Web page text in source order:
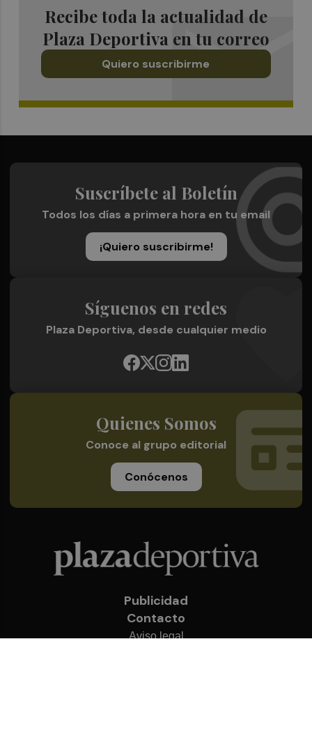
Recibe toda la actualidad de
Plaza Deportiva en tu correo
Quiero suscribirme
Suscríbete al Boletín
Todos los días a primera hora en tu email
¡Quiero suscribirme!
Síguenos en redes
Plaza Deportiva, desde cualquier medio
Quienes Somos
Conoce al grupo editorial
Conócenos
Publicidad
Contacto
Aviso legal